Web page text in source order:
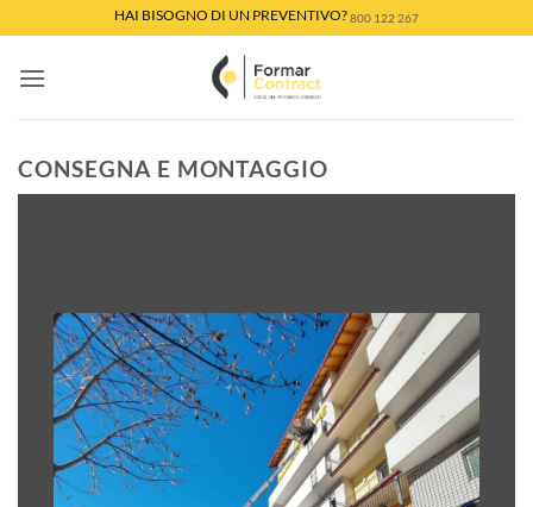
ai
contenuti
HAI BISOGNO DI UN PREVENTIVO?800 122 267
CONSEGNA E MONTAGGIO